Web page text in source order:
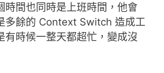
時間也同時是上班時間，他會
多餘的 Context Switch 造成工
有時候一整天都超忙，變成沒